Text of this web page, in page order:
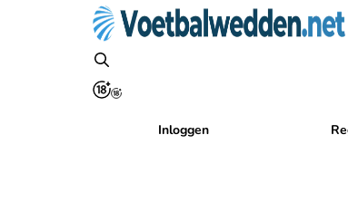
Inloggen